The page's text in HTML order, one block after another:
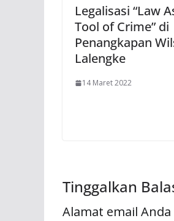
Legalisasi “Law
Tool of Crime” di
Penangkapan
Lalengke
14 Maret 2022
Tinggalkan
Alamat email